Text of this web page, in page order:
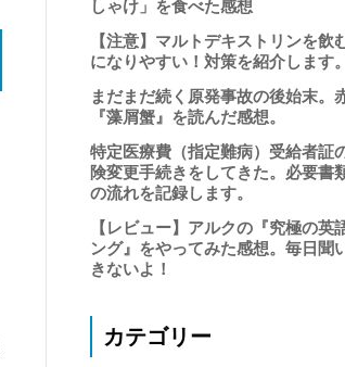
しゃけ」を食べた感想
【注意】マルトデキストリンを飲
になりやすい！対策を紹介します。
まだまだ続く原発事故の後始末。
『藻屑蟹』を読んだ感想。
特定医療費（指定難病）受給者証
険変更手続きをしてきた。必要書
の流れを記録します。
【レビュー】アルクの『究極の英
ング』をやってみた感想。毎日聞
きないよ！
カテゴリー